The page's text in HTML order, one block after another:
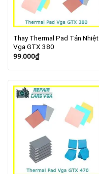
Thay Thermal Pad Tản Nhiệt
Vga GTX 380
99.000₫